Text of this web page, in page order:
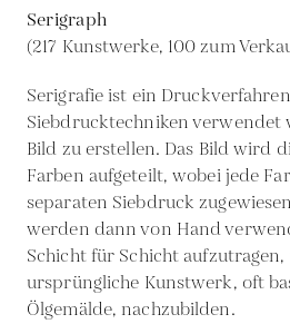
Serigraph
(217 Kunstwerke, 100 zum
Serigrafie ist ein
Siebdrucktechniken verwendet
Bild zu erstellen. Das Bild wird
Farben aufgeteilt, wobei jede
separaten Siebdruck
werden dann von Hand
Schicht für Schicht aufzutragen,
ursprüngliche Kunstwerk, oft
Ölgemälde, nachzubilden.